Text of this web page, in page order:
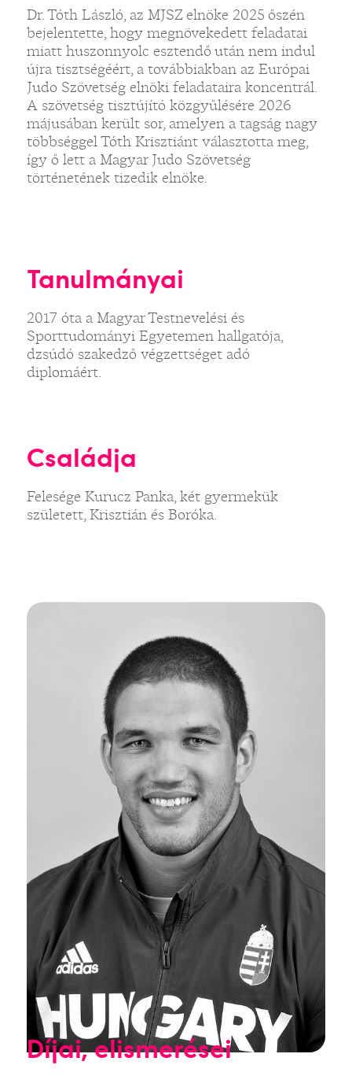
Dr. Tóth László, az MJSZ elnöke 2025 őszén
bejelentette, hogy megnövekedett feladatai
miatt huszonnyolc esztendő után nem indul
újra tisztségéért, a továbbiakban az Európai
Judo Szövetség elnöki feladataira koncentrál.
A szövetség tisztújító közgyűlésére 2026
májusában került sor, amelyen a tagság nagy
többséggel Tóth Krisztiánt választotta meg,
így ő lett a Magyar Judo Szövetség
történetének tizedik elnöke.
Tanulmányai
2017 óta a Magyar Testnevelési és
Sporttudományi Egyetemen hallgatója,
dzsúdó szakedző végzettséget adó
diplomáért.
Családja
Felesége Kurucz Panka, két gyermekük
született, Krisztián és Boróka.
Díjai, elismerései